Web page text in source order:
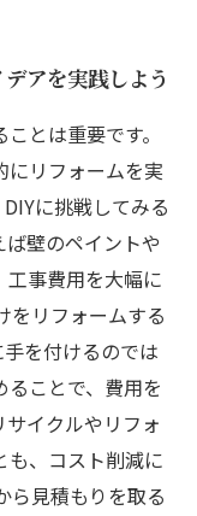
アを実践しよう
とは重要です。
にリフォームを実
に挑戦してみる
壁のペイントや
事費用を大幅に
をリフォームする
を付けるのでは
ことで、費用を
イクルやリフォ
も、コスト削減に
ら見積もりを取る